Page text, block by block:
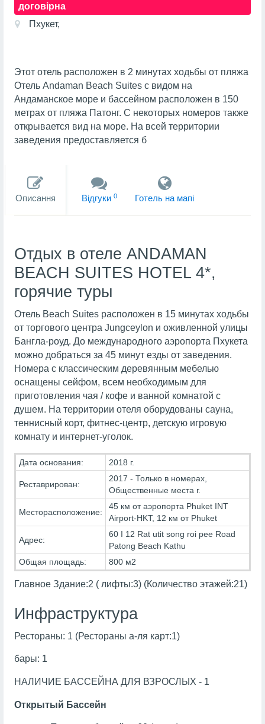
договірна
Пхукет,
Этот отель расположен в 2 минутах ходьбы от пляжа
Отель Andaman Beach Suites с видом на
Андаманское море и бассейном расположен в 150
метрах от пляжа Патонг. С некоторых номеров также
открывается вид на море. На всей территории
заведения предоставляется б
Описання Вiдгуки 0 Готель на мапi
Отдых в отеле ANDAMAN
BEACH SUITES HOTEL 4*,
горячие туры
Отель Beach Suites расположен в 15 минутах ходьбы
от торгового центра Jungceylon и оживленной улицы
Бангла-роуд. До международного аэропорта Пхукета
можно добраться за 45 минут езды от заведения.
Номера с классическим деревянным мебелью
оснащены сейфом, всем необходимым для
приготовления чая / кофе и ванной комнатой с
душем. На территории отеля оборудованы сауна,
теннисный корт, фитнес-центр, детскую игровую
комнату и интернет-уголок.
Дата основания: 2018 г.
Реставрирован:
2017 - Только в номерах,
Общественные места г.
Месторасположение:
45 км от аэропорта Phuket INT
Airport-HKT, 12 км от Phuket
Адрес:
60 I 12 Rat utit song roi pee Road
Patong Beach Kathu
Общая площадь:
800 м2
Главное Здание:2 ( лифты:3) (Количество этажей:21)
Инфраструктура
Рестораны: 1 (Рестораны а-ля карт:1)
бары: 1
НАЛИЧИЕ БАССЕЙНА ДЛЯ ВЗРОСЛЫХ - 1
Открытый Бассейн